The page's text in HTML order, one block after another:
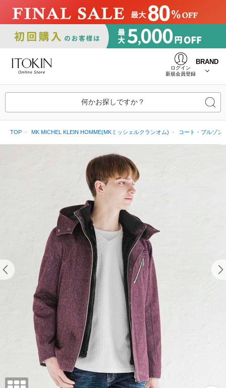
ログイン
新規会員登録
BRAND
何かお探しですか？
TOP MK MICHEL KLEIN HOMME(MKミッシェルクランオム) コート・ブルゾン